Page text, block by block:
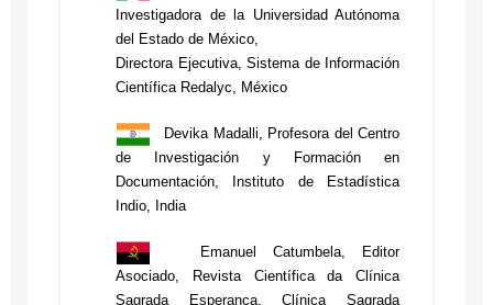
(UNAM), México
Moderador: Wilson
López López, Pontificia
Colombia
Auditorio de la Facultad de
Ciencias Políticas y Sociales,
Nebojsa Gacesa,
Editor, Vojnotehnicki
glasnik/Military Technical
Defence, Serbia
Damaris Varsovia
Tejedor de León,
Publicación, Vicerrectoría de
Investigación y Postgrado,
Oficina de Publicaciones
Bibliotecas”
Andrea Mora, presidenta de
LA Referencia, Costa Rica
Remedios Melero, Científico
Titular, Consejo Superior de
Investigadora de la Universidad Autónoma
del Estado de México,
Directora Ejecutiva, Sistema de Información
Científica Redalyc, México
Devika Madalli, Profesora del Centro
de Investigación y Formación en
Documentación, Instituto de Estadística
Indio, India
Emanuel Catumbela, Editor
Asociado, Revista Cientí­fica da Clí­nica
Sagrada Esperança, Clínica Sagrada